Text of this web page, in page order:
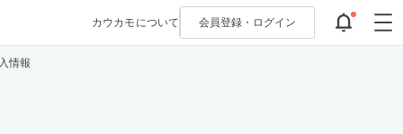
カウカモについて 会員登録・ ログイン
情報